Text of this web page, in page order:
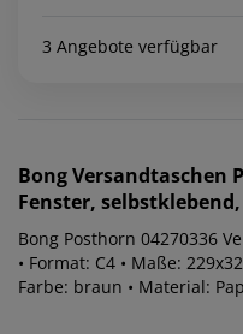
3 Angebote verfügbar
BongVersandtaschen
Fenster,
Bong Posthorn 04270336
• Format: C4 • Maße:
Farbe: braun • Material: